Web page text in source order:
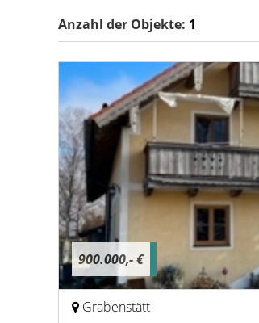
Anzahl der Objekte: 1
900.000,- €
Grabenstätt